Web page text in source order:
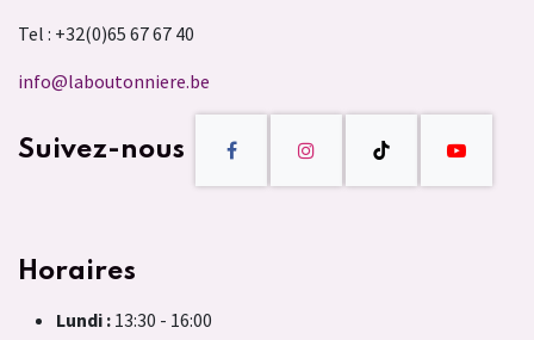
Tel : +32(0)65 67 67 40
info@laboutonniere.be
Suivez-nous
Horaires
Lundi : 13:30 - 16:00